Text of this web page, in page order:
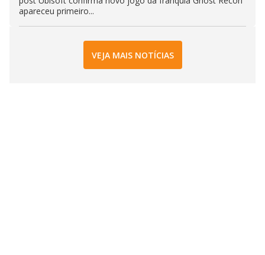
apareceu primeiro...
VEJA MAIS NOTÍCIAS